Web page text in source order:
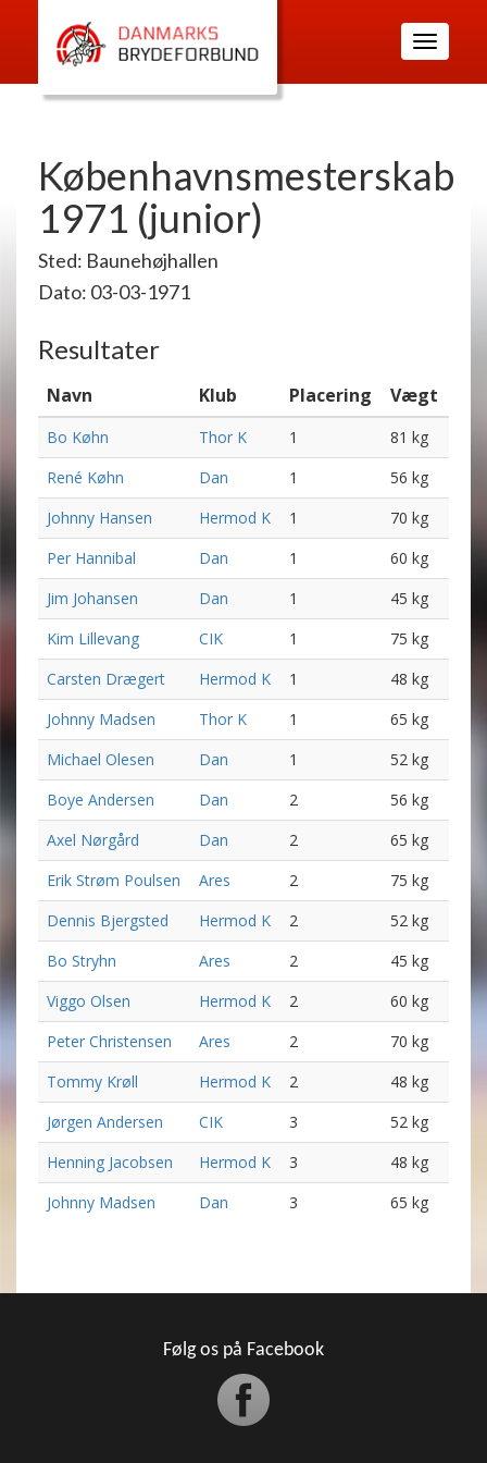
Toggle
navigation
Københavnsmesterskab
1971 (junior)
Sted: Baunehøjhallen
Dato: 03-03-1971
Resultater
Navn Klub Placering Vægt
Bo Køhn Thor K 1
81 kg
René Køhn
Dan 1
56 kg
Johnny Hansen
Hermod K 1
70 kg
Per Hannibal
Dan 1
60 kg
Jim Johansen
Dan 1
45 kg
Kim Lillevang
CIK 1
75 kg
Carsten Drægert
Hermod K 1
48 kg
Johnny Madsen
Thor K 1
65 kg
Michael Olesen
Dan 1
52 kg
Boye Andersen
Dan 2
56 kg
Axel Nørgård
Dan 2
65 kg
Erik Strøm Poulsen
Ares 2
75 kg
Dennis Bjergsted
Hermod K 2
52 kg
Bo Stryhn
Ares 2
45 kg
Viggo Olsen
Hermod K 2
60 kg
Peter Christensen
Ares 2
70 kg
Tommy Krøll
Hermod K 2
48 kg
Jørgen Andersen
CIK 3
52 kg
Henning Jacobsen
Hermod K 3
48 kg
Johnny Madsen
Dan 3 65 kg
Følg os på Facebook